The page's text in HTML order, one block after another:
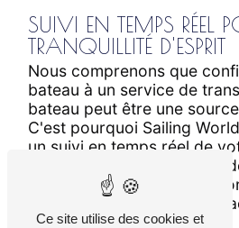
SUIVI EN TEMPS RÉEL
TRANQUILLITÉ D'ESPRIT
Nous comprenons que
bateau à un service de
bateau peut être une
C'est pourquoi Sailing
un suivi en temps réel de
pendant tout le processus
Vous pouvez ainsi suivre
avoir l'esprit tranquille en
entre de bonnes mains.
Ce site utilise des cookies et